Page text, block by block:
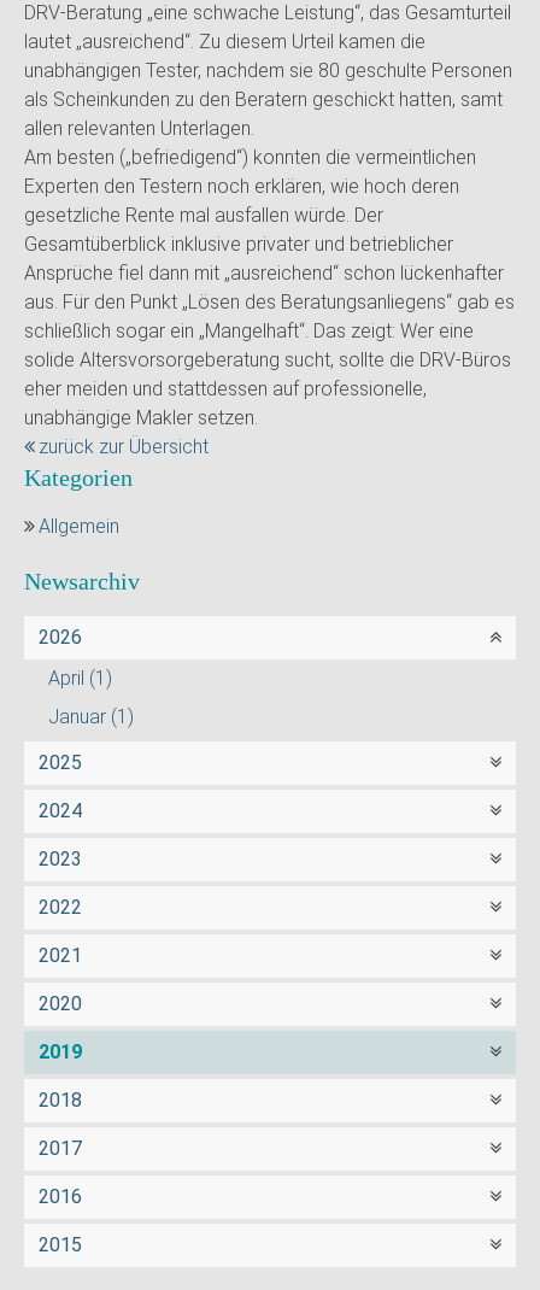
DRV-Beratung „eine schwache Leistung“, das Gesamturteil
lautet „ausreichend“. Zu diesem Urteil kamen die
unabhängigen Tester, nachdem sie 80 geschulte Personen
als Scheinkunden zu den Beratern geschickt hatten, samt
allen relevanten Unterlagen.
Am besten („befriedigend“) konnten die vermeintlichen
Experten den Testern noch erklären, wie hoch deren
gesetzliche Rente mal ausfallen würde. Der
Gesamtüberblick inklusive privater und betrieblicher
Ansprüche fiel dann mit „ausreichend“ schon lückenhafter
aus. Für den Punkt „Lösen des Beratungsanliegens“ gab es
schließlich sogar ein „Mangelhaft“. Das zeigt: Wer eine
solide Altersvorsorgeberatung sucht, sollte die DRV-Büros
eher meiden und stattdessen auf professionelle,
unabhängige Makler setzen.
zurück zur Übersicht
Kategorien
Allgemein
Newsarchiv
2026
April (1)
Januar (1)
2025
2024
2023
2022
2021
2020
2019
2018
2017
2016
2015